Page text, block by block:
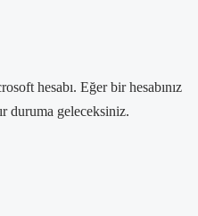
hesabı. Eğer bir hesabınız
duruma geleceksiniz.